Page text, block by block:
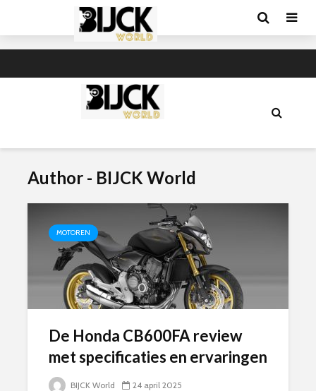
Author - BIJCK World
MOTOREN
De Honda CB600FA review
met specificaties en ervaringen
BIJCK World 24 april 2025